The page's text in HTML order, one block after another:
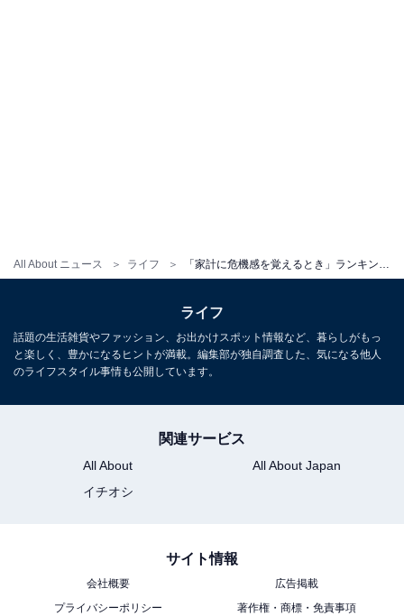
All About ニュース ライフ
「給料上がらず物価だけ高騰。かなりキツイ生活に」年
収400万円・3人家族、50歳男性のリアルな収支内訳
【関連記事】
ライフ
話題の生活雑貨やファッション、お出かけスポット情報など、暮らしがもっ
と楽しく、豊かになるヒントが満載。編集部が独自調査した、気になる他人
のライフスタイル事情も公開しています。
関連サービス
All About
All About Japan
イチオシ
サイト情報
会社概要
広告掲載
プライバシーポリシー
著作権・商標・免責事項